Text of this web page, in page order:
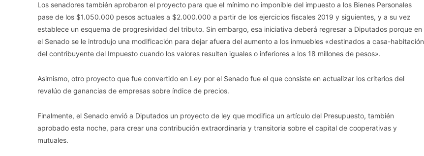
Los senadores también aprobaron el proyecto para que el mínimo no imponible del impuesto a los Bienes Personales
pase de los $1.050.000 pesos actuales a $2.000.000 a partir de los ejercicios fiscales 2019 y siguientes, y a su vez
establece un esquema de progresividad del tributo. Sin embargo, esa iniciativa deberá regresar a Diputados porque en
el Senado se le introdujo una modificación para dejar afuera del aumento a los inmuebles «destinados a casa-habitación
del contribuyente del Impuesto cuando los valores resulten iguales o inferiores a los 18 millones de pesos».
Asimismo, otro proyecto que fue convertido en Ley por el Senado fue el que consiste en actualizar los criterios del
revalúo de ganancias de empresas sobre índice de precios.
Finalmente, el Senado envió a Diputados un proyecto de ley que modifica un artículo del Presupuesto, también
aprobado esta noche, para crear una contribución extraordinaria y transitoria sobre el capital de cooperativas y
mutuales.